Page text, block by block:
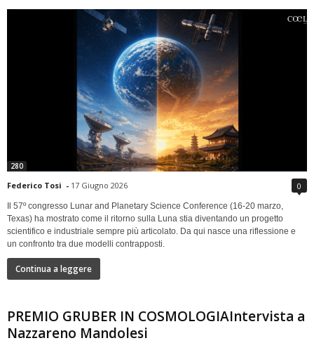
280
Federico Tosi - 17 Giugno 2026 0
Il 57º congresso Lunar and Planetary Science Conference (16-20 marzo,
Texas) ha mostrato come il ritorno sulla Luna stia diventando un progetto
scientifico e industriale sempre più articolato. Da qui nasce una riflessione e
un confronto tra due modelli contrapposti.
Continua a leggere
PREMIO GRUBER IN COSMOLOGIAIntervista a
Nazzareno Mandolesi